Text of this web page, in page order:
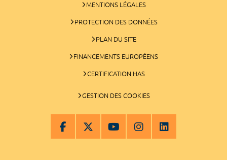
MENTIONS LÉGALES
PROTECTION DES DONNÉES
PLAN DU SITE
FINANCEMENTS EUROPÉENS
CERTIFICATION HAS
GESTION DES COOKIES